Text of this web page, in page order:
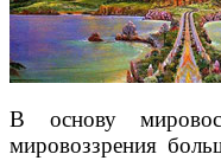
В основу
мировоззрения